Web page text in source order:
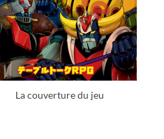
La couverture du jeu